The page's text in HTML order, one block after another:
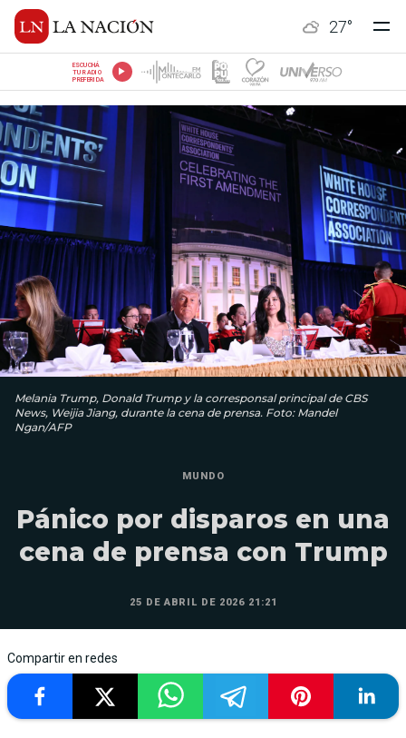
27°
ESCUCHÁ
TU RADIO
PREFERIDA
Melania Trump, Donald Trump y la corresponsal principal de CBS
News, Weijia Jiang, durante la cena de prensa. Foto: Mandel
Ngan/AFP
MUNDO
Pánico por disparos en una
cena de prensa con Trump
25 DE ABRIL DE 2026 21:21
Compartir en redes